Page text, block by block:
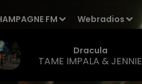
FM Webradios
Dracula
TAME IMPALA & JENNIE